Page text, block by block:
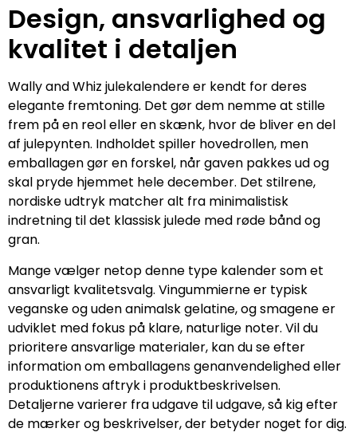
Design, ansvarlighed og
kvalitet i detaljen
Wally and Whiz julekalendere er kendt for deres
elegante fremtoning. Det gør dem nemme at stille
frem på en reol eller en skænk, hvor de bliver en del
af julepynten. Indholdet spiller hovedrollen, men
emballagen gør en forskel, når gaven pakkes ud og
skal pryde hjemmet hele december. Det stilrene,
nordiske udtryk matcher alt fra minimalistisk
indretning til det klassisk julede med røde bånd og
gran.
Mange vælger netop denne type kalender som et
ansvarligt kvalitetsvalg. Vingummierne er typisk
veganske og uden animalsk gelatine, og smagene er
udviklet med fokus på klare, naturlige noter. Vil du
prioritere ansvarlige materialer, kan du se efter
information om emballagens genanvendelighed eller
produktionens aftryk i produktbeskrivelsen.
Detaljerne varierer fra udgave til udgave, så kig efter
de mærker og beskrivelser, der betyder noget for dig.